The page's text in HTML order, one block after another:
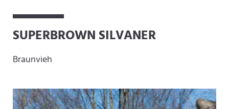
SUPERBROWN SILVANER
Braunvieh